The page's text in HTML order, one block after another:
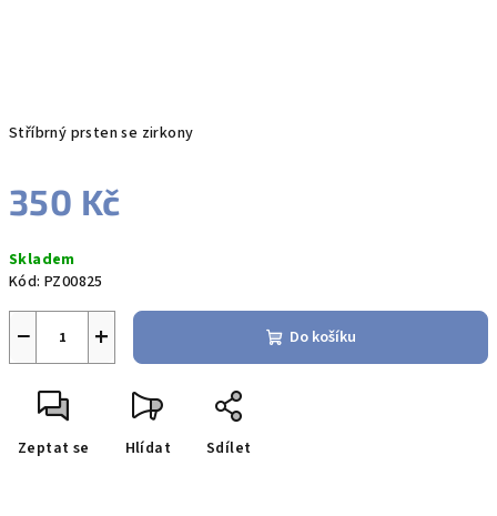
Stříbrný prsten se zirkony
350 Kč
cena:
Skladem
Kód: PZ00825
+
− Do košíku
Zeptat se Hlídat Sdílet